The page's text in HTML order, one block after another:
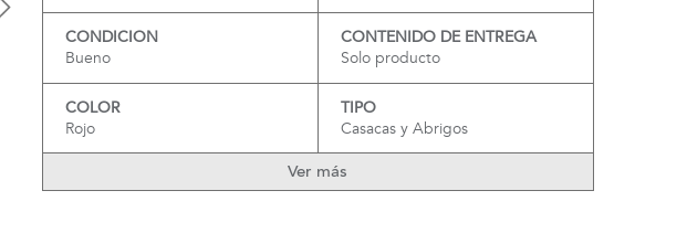
CONDICION
Bueno
CONTENIDO DE ENTREGA
Solo producto
COLOR
Rojo
TIPO
Casacas y Abrigos
Ver más